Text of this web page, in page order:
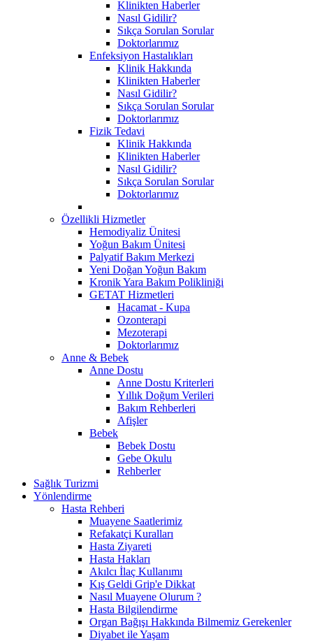
Klinikten Haberler
Nasıl Gidilir?
Sıkça Sorulan Sorular
Doktorlarımız
Enfeksiyon Hastalıkları
Klinik Hakkında
Klinikten Haberler
Nasıl Gidilir?
Sıkça Sorulan Sorular
Doktorlarımız
Fizik Tedavi
Klinik Hakkında
Klinikten Haberler
Nasıl Gidilir?
Sıkça Sorulan Sorular
Doktorlarımız
Özellikli Hizmetler
Hemodiyaliz Ünitesi
Yoğun Bakım Ünitesi
Palyatif Bakım Merkezi
Yeni Doğan Yoğun Bakım
Kronik Yara Bakım Polikliniği
GETAT Hizmetleri
Hacamat - Kupa
Ozonterapi
Mezoterapi
Doktorlarımız
Anne & Bebek
Anne Dostu
Anne Dostu Kriterleri
Yıllık Doğum Verileri
Bakım Rehberleri
Afişler
Bebek
Bebek Dostu
Gebe Okulu
Rehberler
Sağlık Turizmi
Yönlendirme
Hasta Rehberi
Muayene Saatlerimiz
Refakatçi Kuralları
Hasta Ziyareti
Hasta Hakları
Akılcı İlaç Kullanımı
Kış Geldi Grip'e Dikkat
Nasıl Muayene Olurum ?
Hasta Bilgilendirme
Organ Bağışı Hakkında Bilmemiz Gerekenler
Diyabet ile Yaşam